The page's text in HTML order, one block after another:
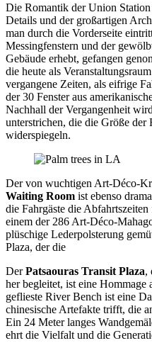
Die Romantik der Union
Details und der großartigen
man durch die Vorderseite
Messingfenstern und der
Gebäude erhebt, gefangen
die heute als
vergangene Zeiten, als eifrige
der 30 Fenster aus
Nachhall der Vergangenheit
unterstrichen, die die Größe der
widerspiegeln.
Der von wuchtigen Art-Déco-
Waiting Room ist ebenso
die Fahrgäste die
einem der 286 Art-Déco-
plüschige Lederpolsterung
Plaza, der die
DerPatsaouras Transit Plaza,
her begleitet, ist eine Hommage
geflieste River Bench ist eine
chinesische Artefakte trifft, die
Ein 24 Meter langes
ehrt die Vielfalt und die